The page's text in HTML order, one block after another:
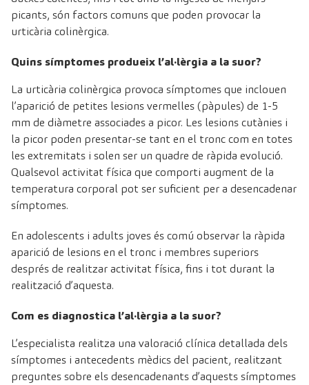
picants, són factors comuns que poden provocar la
urticària colinèrgica.
Quins símptomes produeix l’al·lèrgia a la suor?
La urticària colinèrgica provoca símptomes que inclouen
l’aparició de petites lesions vermelles (pàpules) de 1-5
mm de diàmetre associades a picor. Les lesions cutànies i
la picor poden presentar-se tant en el tronc com en totes
les extremitats i solen ser un quadre de ràpida evolució.
Qualsevol activitat física que comporti augment de la
temperatura corporal pot ser suficient per a desencadenar
símptomes.
En adolescents i adults joves és comú observar la ràpida
aparició de lesions en el tronc i membres superiors
després de realitzar activitat física, fins i tot durant la
realització d’aquesta.
Com es diagnostica l’al·lèrgia a la suor?
L’especialista realitza una valoració clínica detallada dels
símptomes i antecedents mèdics del pacient, realitzant
preguntes sobre els desencadenants d’aquests símptomes